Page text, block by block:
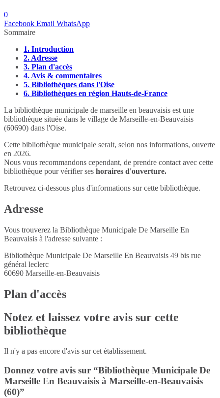
0
Facebook Email WhatsApp
Sommaire
1. Introduction
2. Adresse
3. Plan d'accès
4. Avis & commentaires
5. Bibliothèques dans l'Oise
6. Bibliothèques en région Hauts-de-France
La bibliothèque municipale de marseille en beauvaisis est une
bibliothèque située dans le village de Marseille-en-Beauvaisis
(60690) dans l'Oise.
Cette bibliothèque municipale serait, selon nos informations, ouverte
en 2026.
Nous vous recommandons cependant, de prendre contact avec cette
bibliothèque pour vérifier ses horaires d'ouverture.
Retrouvez ci-dessous plus d'informations sur cette bibliothèque.
Adresse
Vous trouverez la Bibliothèque Municipale De Marseille En
Beauvaisis à l'adresse suivante :
Bibliothèque Municipale De Marseille En Beauvaisis 49 bis rue
général leclerc
60690 Marseille-en-Beauvaisis
Plan d'accès
Notez et laissez votre avis sur cette
bibliothèque
Il n'y a pas encore d'avis sur cet établissement.
Donnez votre avis sur “Bibliothèque Municipale De
Marseille En Beauvaisis à Marseille-en-Beauvaisis
(60)”